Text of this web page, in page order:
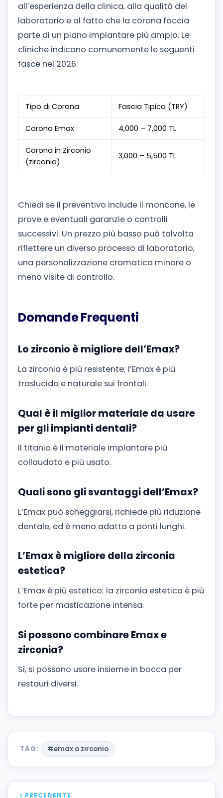
all’esperienza della clinica, alla qualità del
laboratorio e al fatto che la corona faccia
parte di un piano implantare più ampio. Le
cliniche indicano comunemente le seguenti
fasce nel 2026:
Tipo di Corona Fascia Tipica (TRY)
Corona Emax 4,000 – 7,000 TL
Corona in Zirconio
(zirconia)
3,000 – 5,500 TL
Chiedi se il preventivo include il moncone, le
prove e eventuali garanzie o controlli
successivi. Un prezzo più basso può talvolta
riflettere un diverso processo di laboratorio,
una personalizzazione cromatica minore o
meno visite di controllo.
Domande Frequenti
Lo zirconio è migliore dell’Emax?
La zirconia è più resistente; l’Emax è più
traslucido e naturale sui frontali.
Qual è il miglior materiale da usare
per gli impianti dentali?
Il titanio è il materiale implantare più
collaudato e più usato.
Quali sono gli svantaggi dell’Emax?
L’Emax può scheggiarsi, richiede più riduzione
dentale, ed è meno adatto a ponti lunghi.
L’Emax è migliore della zirconia
estetica?
L’Emax è più estetico; la zirconia estetica è più
forte per masticazione intensa.
Si possono combinare Emax e
zirconia?
Sì, si possono usare insieme in bocca per
restauri diversi.
TAG: #emax o zirconio
PRECEDENTE